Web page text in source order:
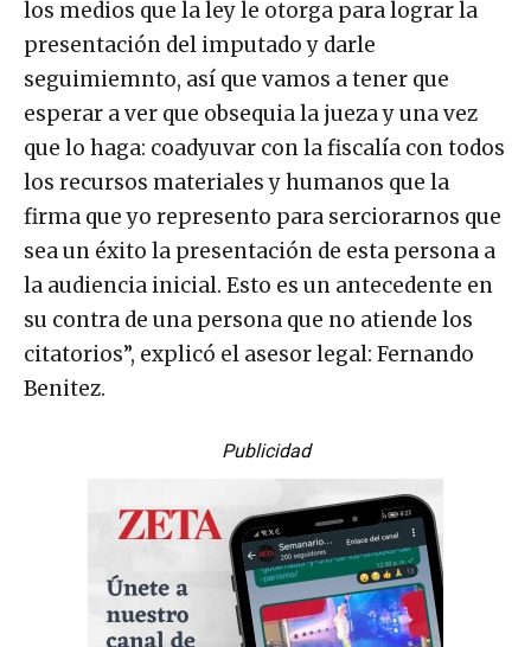
los medios que la ley le otorga para lograr la
presentación del imputado y darle
seguimiemnto, así que vamos a tener que
esperar a ver que obsequia la jueza y una vez
que lo haga: coadyuvar con la fiscalía con todos
los recursos materiales y humanos que la
firma que yo represento para serciorarnos que
sea un éxito la presentación de esta persona a
la audiencia inicial. Esto es un antecedente en
su contra de una persona que no atiende los
citatorios”, explicó el asesor legal: Fernando
Benitez.
Publicidad